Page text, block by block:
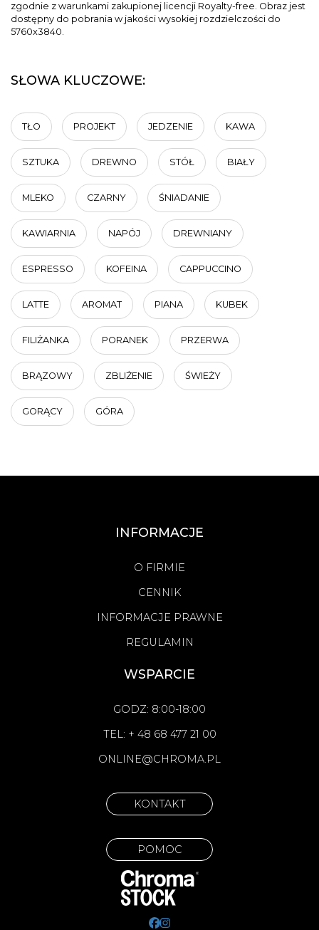
zgodnie z warunkami zakupionej licencji Royalty-free. Obraz jest
dostępny do pobrania w jakości wysokiej rozdzielczości do
5760x3840.
SŁOWA KLUCZOWE:
TŁO PROJEKT JEDZENIE KAWA
SZTUKA DREWNO STÓŁ BIAŁY
MLEKO CZARNY ŚNIADANIE
KAWIARNIA NAPÓJ DREWNIANY
ESPRESSO KOFEINA CAPPUCCINO
LATTE AROMAT PIANA KUBEK
FILIŻANKA PORANEK PRZERWA
BRĄZOWY ZBLIŻENIE ŚWIEŻY
GORĄCY GÓRA
INFORMACJE
O FIRMIE
CENNIK
INFORMACJE PRAWNE
REGULAMIN
WSPARCIE
GODZ: 8:00-18:00
TEL: + 48 68 477 21 00
ONLINE@CHROMA.PL
KONTAKT
POMOC